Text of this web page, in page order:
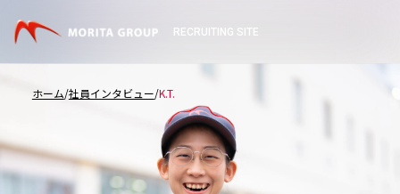
RECRUITING SITE
ホーム 社員インタビュー K.T.